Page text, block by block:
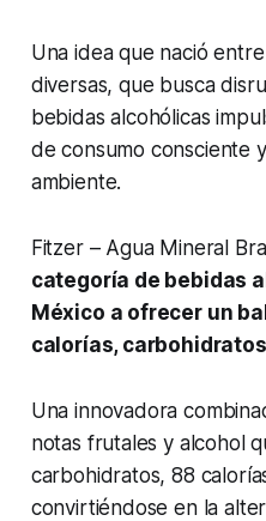
Una idea que nació
diversas, que busca
bebidas alcohólicas
de consumo consciente
ambiente.
Fitzer – Agua Mineral
categoría de bebidas
México a ofrecer un
calorías,
Una innovadora
notas frutales y alcohol
carbohidratos, 88
convirtiéndose en la